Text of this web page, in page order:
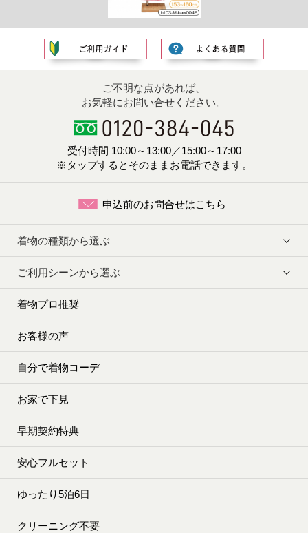
ご不明な点があれば、
お気軽にお問い合せください。
受付時間 10:00～13:00／15:00～17:00
※タップするとそのままお電話できます。
申込前のお問合せはこちら
着物の種類から選ぶ
ご利用シーンから選ぶ
着物プロ推奨
お客様の声
自分で着物コーデ
お家で下見
早期契約特典
安心フルセット
ゆったり5泊6日
クリーニング不要